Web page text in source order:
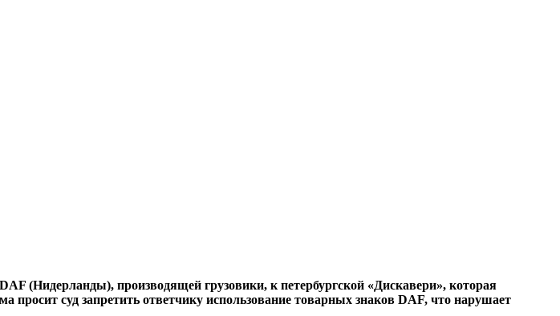
(Нидерланды), производящей грузовики, к петербургской «Дискавери», которая
суд запретить ответчику использование товарных знаков DAF, что нарушает